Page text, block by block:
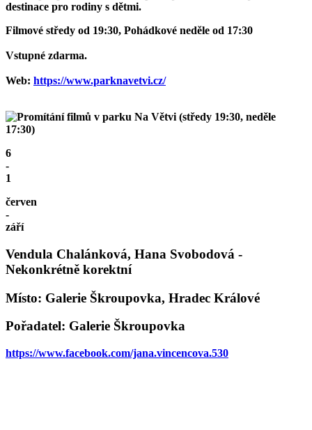
destinace pro rodiny s dětmi.
Filmové středy od 19:30, Pohádkové neděle od 17:30
Vstupné zdarma.
Web: https://www.parknavetvi.cz/
6
-
1
červen
-
září
Vendula Chalánková, Hana Svobodová -
Nekonkrétně korektní
Místo: Galerie Škroupovka, Hradec Králové
Pořadatel: Galerie Škroupovka
https://www.facebook.com/jana.vincencova.530